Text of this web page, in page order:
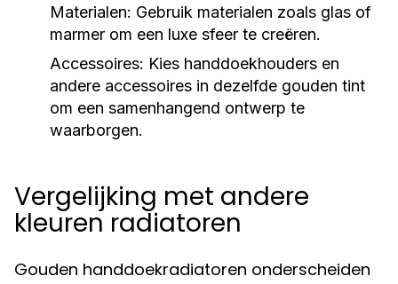
Materialen: Gebruik materialen zoals glas of
marmer om een luxe sfeer te creëren.
Accessoires: Kies handdoekhouders en
andere accessoires in dezelfde gouden tint
om een samenhangend ontwerp te
waarborgen.
Vergelijking met andere
kleuren radiatoren
Gouden handdoekradiatoren onderscheiden